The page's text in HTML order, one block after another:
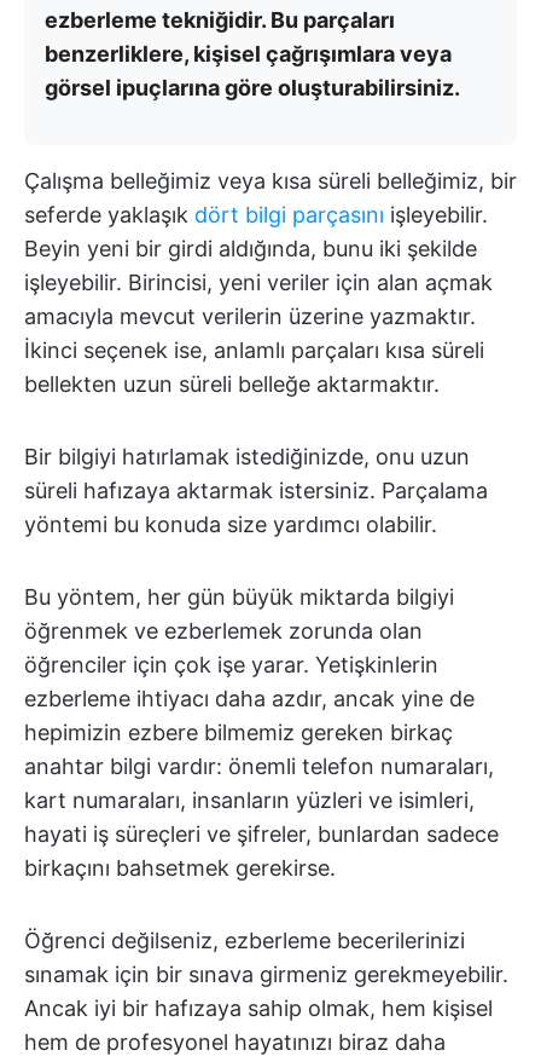
ezberleme tekniğidir. Bu parçaları
benzerliklere, kişisel çağrışımlara veya
görsel ipuçlarına göre oluşturabilirsiniz.
Çalışma belleğimiz veya kısa süreli belleğimiz, bir
seferde yaklaşık dört bilgi parçasını işleyebilir.
Beyin yeni bir girdi aldığında, bunu iki şekilde
işleyebilir. Birincisi, yeni veriler için alan açmak
amacıyla mevcut verilerin üzerine yazmaktır.
İkinci seçenek ise, anlamlı parçaları kısa süreli
bellekten uzun süreli belleğe aktarmaktır.
Bir bilgiyi hatırlamak istediğinizde, onu uzun
süreli hafızaya aktarmak istersiniz. Parçalama
yöntemi bu konuda size yardımcı olabilir.
Bu yöntem, her gün büyük miktarda bilgiyi
öğrenmek ve ezberlemek zorunda olan
öğrenciler için çok işe yarar. Yetişkinlerin
ezberleme ihtiyacı daha azdır, ancak yine de
hepimizin ezbere bilmemiz gereken birkaç
anahtar bilgi vardır: önemli telefon numaraları,
kart numaraları, insanların yüzleri ve isimleri,
hayati iş süreçleri ve şifreler, bunlardan sadece
birkaçını bahsetmek gerekirse.
Öğrenci değilseniz, ezberleme becerilerinizi
sınamak için bir sınava girmeniz gerekmeyebilir.
Ancak iyi bir hafızaya sahip olmak, hem kişisel
hem de profesyonel hayatınızı biraz daha